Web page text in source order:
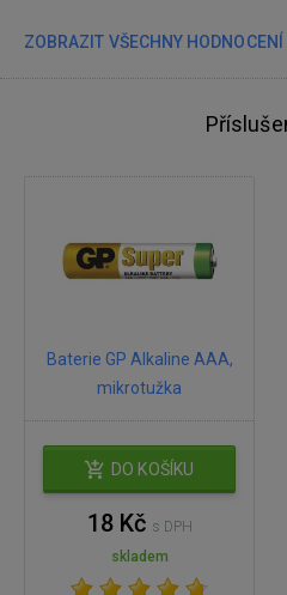
ZOBRAZIT VŠECHNY HODNOCENÍ
Baterie GP Alkaline AAA,
mikrotužka
DO KOŠÍKU
18 Kč s DPH
skladem